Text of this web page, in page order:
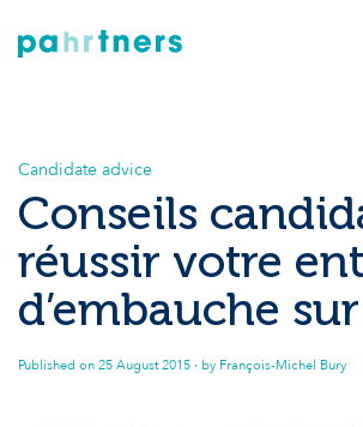
Candidate advice
Conseils
réussir votre
d’embauche
Published on 25 August 2015 · by François-Michel Bury